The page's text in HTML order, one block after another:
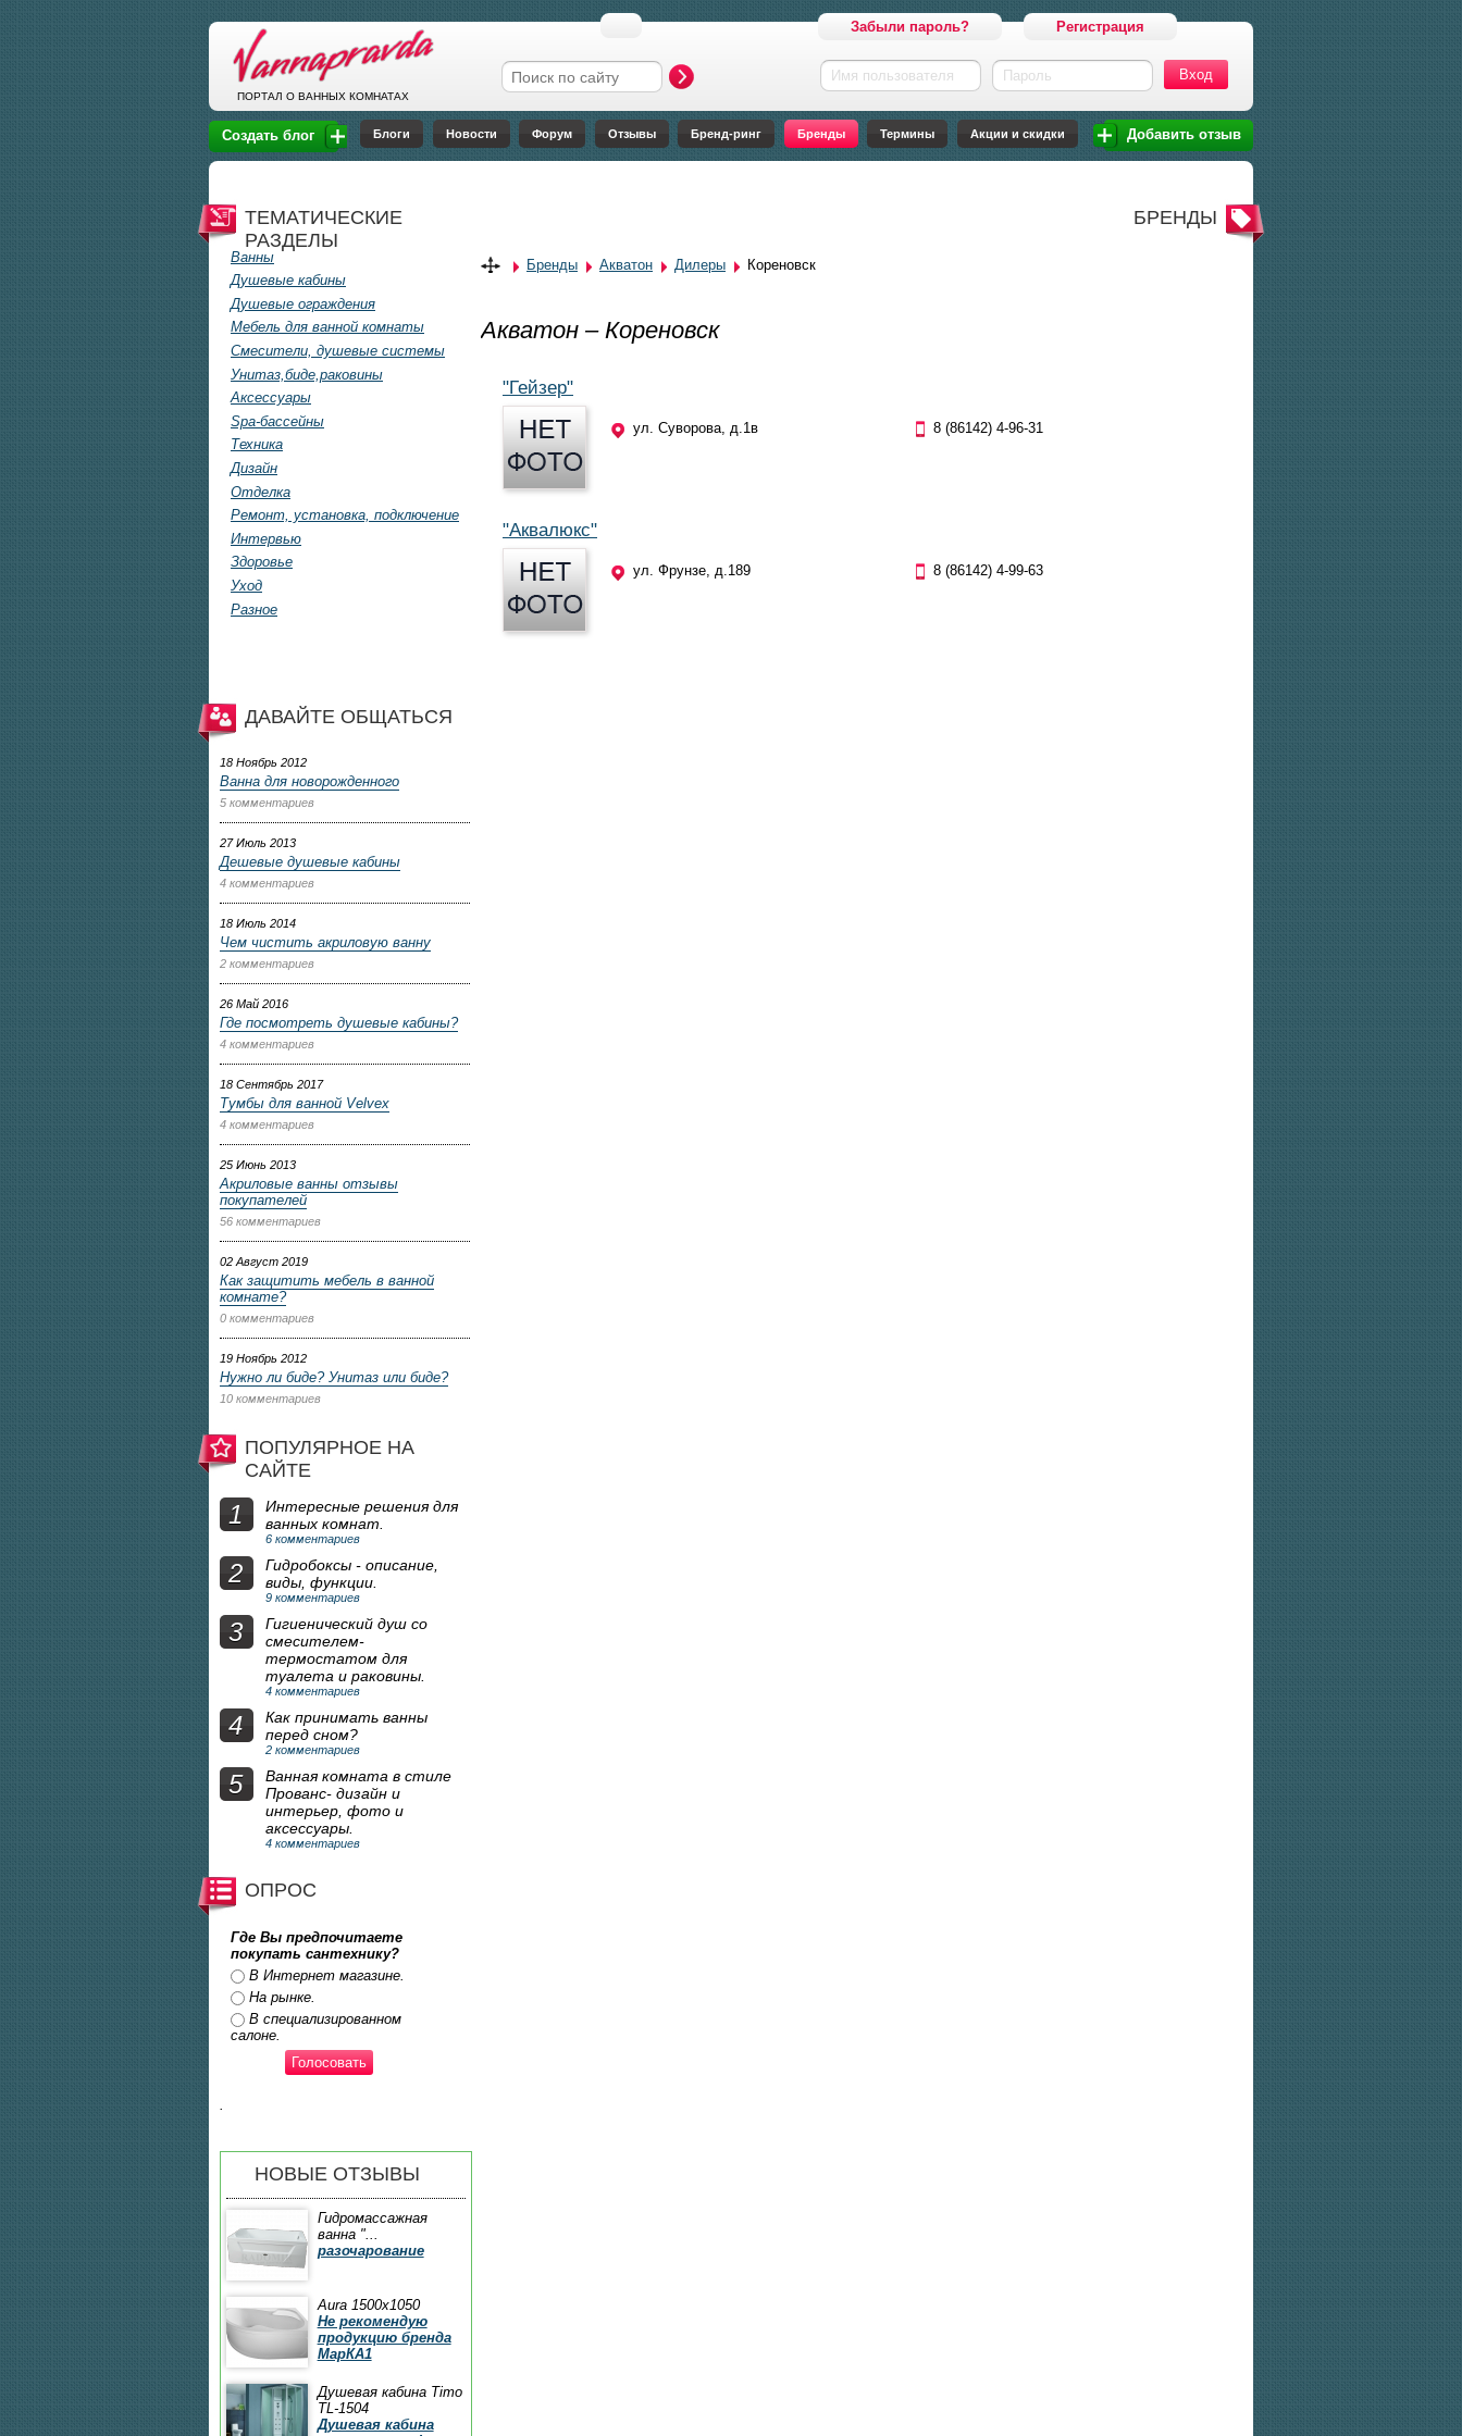
ПОРТАЛ О ВАННЫХ КОМНАТАХ
Забыли пароль? Регистрация
Форма поиска Имя пользователя Пароль
Создать блог Блоги Новости Форум Отзывы Бренд-ринг Бренды Термины Акции и скидки Добавить отзыв
ТЕМАТИЧЕСКИЕ
РАЗДЕЛЫ
Ванны
Душевые кабины
Душевые ограждения
Мебель для ванной комнаты
Смесители, душевые системы
Унитаз,биде,раковины
Аксессуары
Spa-бассейны
Техника
Дизайн
Отделка
Ремонт, установка, подключение
Интервью
Здоровье
Уход
Разное
ДАВАЙТЕ ОБЩАТЬСЯ
18 Ноябрь 2012
Ванна для новорожденного
5 комментариев
27 Июль 2013
Дешевые душевые кабины
4 комментариев
18 Июль 2014
Чем чистить акриловую ванну
2 комментариев
26 Май 2016
Где посмотреть душевые кабины?
4 комментариев
18 Сентябрь 2017
Тумбы для ванной Velvex
4 комментариев
25 Июнь 2013
Акриловые ванны отзывы
покупателей
56 комментариев
02 Август 2019
Как защитить мебель в ванной
комнате?
0 комментариев
19 Ноябрь 2012
Нужно ли биде? Унитаз или биде?
10 комментариев
ПОПУЛЯРНОЕ НА
САЙТЕ
1
Интересные решения для
ванных комнат.
6 комментариев
2
Гидробоксы - описание,
виды, функции.
9 комментариев
3
Гигиенический душ со
смесителем-
термостатом для
туалета и раковины.
4 комментариев
4
Как принимать ванны
перед сном?
2 комментариев
5
Ванная комната в стиле
Прованс- дизайн и
интерьер, фото и
аксессуары.
4 комментариев
ОПРОС
Где Вы предпочитаете
покупать сантехнику?
Ответы
В Интернет магазине.
На рынке.
В специализированном
салоне.
НОВЫЕ ОТЗЫВЫ
Гидромассажная
ванна "...
разочарование
Aura 1500x1050
Не рекомендую
продукцию бренда
МарКА1
Душевая кабина Timo
TL-1504
Душевая кабина
БРЕНДЫ
Бренды Акватон Дилеры Кореновск
Акватон – Кореновск
"Гейзер"
ул. Суворова, д.1в 8 (86142) 4-96-31
"Аквалюкс"
ул. Фрунзе, д.189 8 (86142) 4-99-63